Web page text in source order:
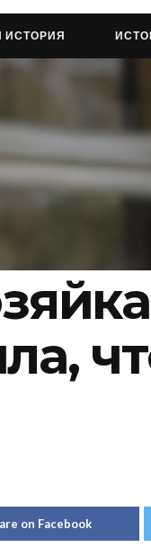
ИСТОРИЯ
on Facebook